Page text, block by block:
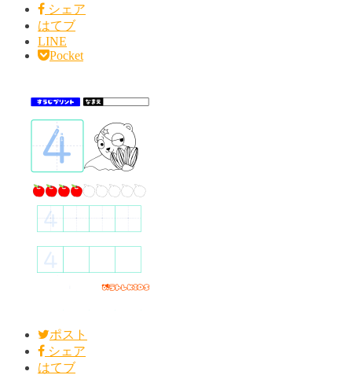
シェア
はてブ
LINE
Pocket
ポスト
シェア
はてブ